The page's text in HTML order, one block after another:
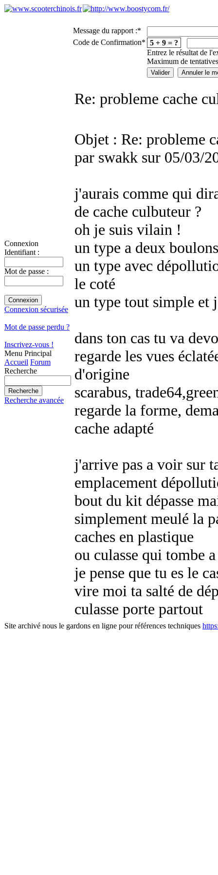
Connexion
Identifiant :
Mot de passe :
Connexion sécurisée
Mot de passe perdu ?
Inscrivez-vous !
Menu Principal
Accueil Forum
Recherche
Recherche avancée
Message du rapport :*
Code de Confirmation* 5 + 9 = ?
Entrez le résultat de
Maximum de
Re: probleme cache
Objet : Re: probleme
par swakk sur 05/03/
j'aurais comme qui
de cache culbuteur ?
oh je suis vilain !
un type a deux
un type avec
le coté
un type tout simple et
dans ton cas tu va
regarde les vues
d'origine
scarabus,
regarde la forme,
cache adapté
j'arrive pas a voir sur
emplacement
bout du kit dépasse
simplement meulé la
caches en plastique
ou culasse qui tombe
je pense que tu es le
vire moi ta salté de
culasse porte partout
Site archivé nous le gardons en ligne pour références techniques